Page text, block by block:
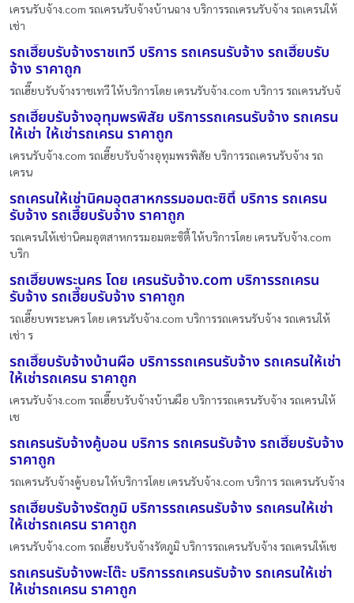
เครนรับจ้าง.com รถเครนรับจ้างบ้านฉาง บริการรถเครนรับจ้าง รถเครนให้
เช่า
รถเฮี๊ยบรับจ้างราชเทวี บริการ รถเครนรับจ้าง รถเฮี๊ยบรับ
จ้าง ราคาถูก
รถเฮี๊ยบรับจ้างราชเทวี ให้บริการโดย เครนรับจ้าง.com บริการ รถเครนรับจ้
รถเฮี๊ยบรับจ้างอุทุมพรพิสัย บริการรถเครนรับจ้าง รถเครน
ให้เช่า ให้เช่ารถเครน ราคาถูก
เครนรับจ้าง.com รถเฮี๊ยบรับจ้างอุทุมพรพิสัย บริการรถเครนรับจ้าง รถ
เครน
รถเครนให้เช่านิคมอุตสาหกรรมอมตะซิตี้ บริการ รถเครน
รับจ้าง รถเฮี๊ยบรับจ้าง ราคาถูก
รถเครนให้เช่านิคมอุตสาหกรรมอมตะซิตี้ ให้บริการโดย เครนรับจ้าง.com
บริก
รถเฮี๊ยบพระนคร โดย เครนรับจ้าง.com บริการรถเครน
รับจ้าง รถเฮี๊ยบรับจ้าง ราคาถูก
รถเฮี๊ยบพระนคร โดย เครนรับจ้าง.com บริการรถเครนรับจ้าง รถเครนให้
เช่า ร
รถเฮี๊ยบรับจ้างบ้านผือ บริการรถเครนรับจ้าง รถเครนให้เช่า
ให้เช่ารถเครน ราคาถูก
เครนรับจ้าง.com รถเฮี๊ยบรับจ้างบ้านผือ บริการรถเครนรับจ้าง รถเครนให้
เช
รถเครนรับจ้างคู้บอน บริการ รถเครนรับจ้าง รถเฮี๊ยบรับจ้าง
ราคาถูก
รถเครนรับจ้างคู้บอน ให้บริการโดย เครนรับจ้าง.com บริการ รถเครนรับจ้าง
รถเฮี๊ยบรับจ้างรัตภูมิ บริการรถเครนรับจ้าง รถเครนให้เช่า
ให้เช่ารถเครน ราคาถูก
เครนรับจ้าง.com รถเฮี๊ยบรับจ้างรัตภูมิ บริการรถเครนรับจ้าง รถเครนให้เช
รถเครนรับจ้างพะโต๊ะ บริการรถเครนรับจ้าง รถเครนให้เช่า
ให้เช่ารถเครน ราคาถูก